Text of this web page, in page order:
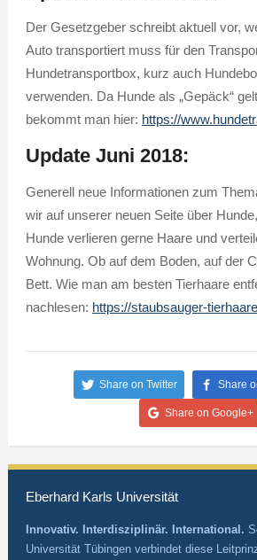
Der Gesetzgeber schreibt aktuell vor,
Auto transportiert muss für den
Hundetransportbox, kurz auch
verwenden. Da Hunde als „Gepäck“
bekommt man hier: https://
Update Juni 2018:
Generell neue Informationen zum
wir auf unserer neuen Seite über
Hunde verlieren gerne Haare und
Wohnung. Ob auf dem Boden, auf der
Bett. Wie man am besten Tierhaare
nachlesen: https://staubsauger-
Share on Twitter Share
Share on Google+
Eberhard Karls Universität
Innovativ. Interdisziplinär. International.
Universität Tübingen verbindet diese